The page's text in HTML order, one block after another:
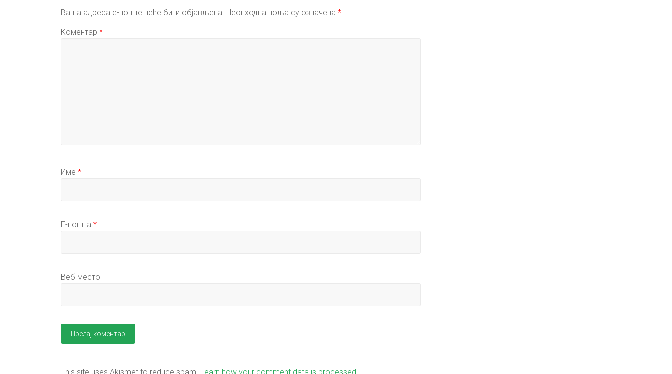
Ваша адреса е-поште неће бити објављена. Неопходна поља су означена *
Коментар *
Име *
Е-пошта *
Веб место
This site uses Akismet to reduce spam. Learn how your comment data is processed.